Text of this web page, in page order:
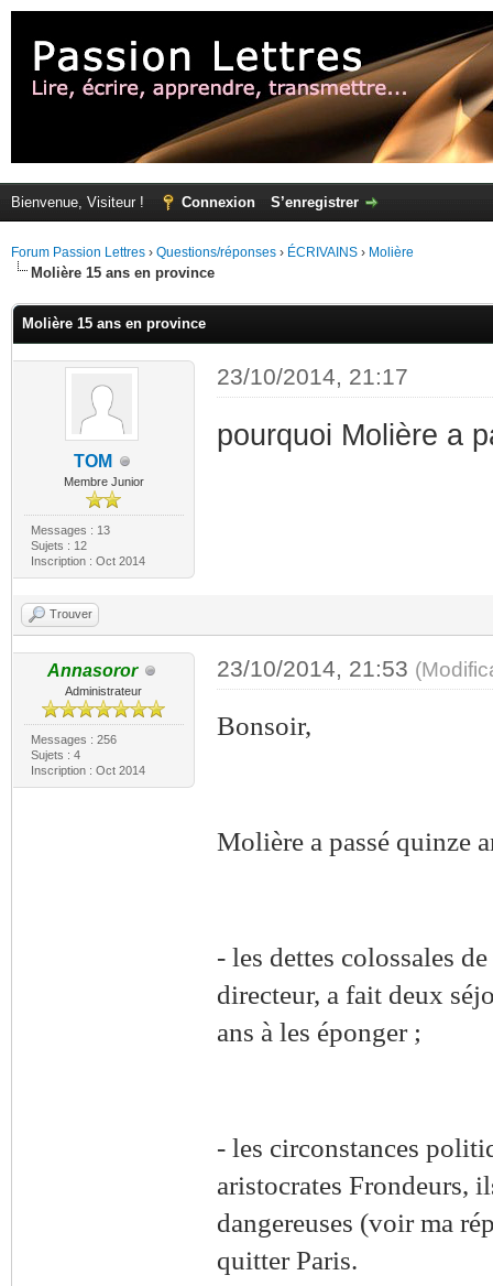
Bienvenue, Visiteur ! Connexion S’enregistrer
Forum Passion Lettres › Questions/réponses › ÉCRIVAINS › Molière
Molière 15 ans en province
Molière 15 ans en province
TOM
Membre Junior
Messages : 13
Sujets : 12
Inscription : Oct 2014
23/10/2014, 21:17
pourquoi Molière a
Trouver
Annasoror
Administrateur
Messages : 256
Sujets : 4
Inscription : Oct 2014
23/10/2014, 21:53
Bonsoir,
Molière a passé quinze
- les dettes colossales
directeur, a fait deux
ans à les éponger ;
- les circonstances
aristocrates Frondeurs,
dangereuses (voir ma
quitter Paris.